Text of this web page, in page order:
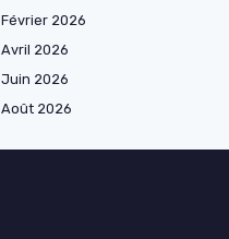
Février 2026
Avril 2026
Juin 2026
Août 2026